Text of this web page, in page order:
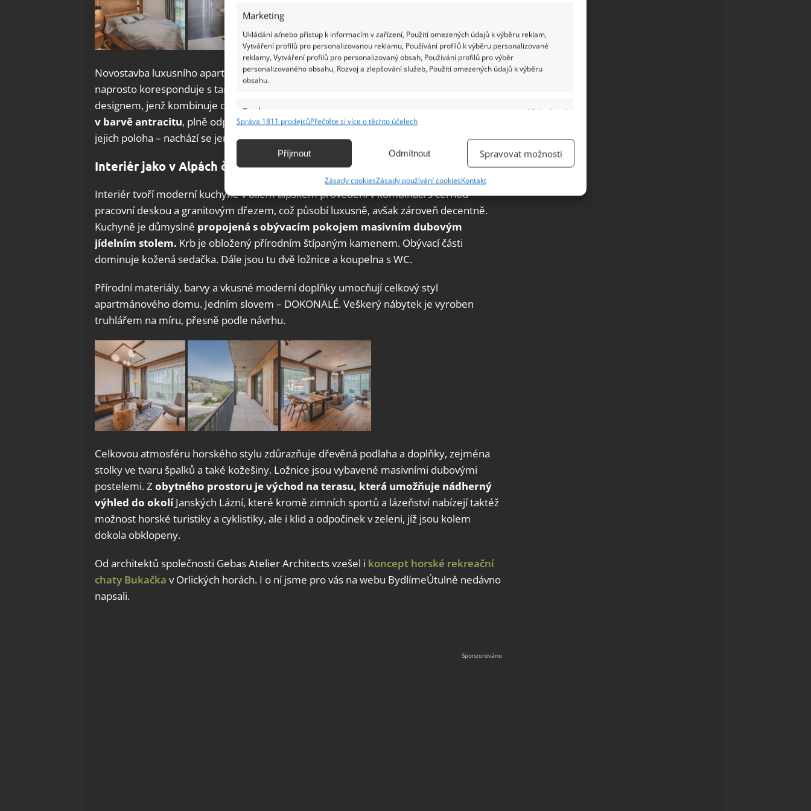
Marketing
Ukládání a/nebo přístup k informacím v zařízení, Použití omezených údajů k výběru reklam,
Vytváření profilů pro personalizovanou reklamu, Používání profilů k výběru personalizované
reklamy, Vytváření profilů pro personalizovaný obsah, Používání profilů pro výběr
personalizovaného obsahu, Rozvoj a zlepšování služeb, Použití omezených údajů k výběru
obsahu.
Funkce
Vždy aktivní
Identifikace zařízení na základě automaticky přenášených informací.
základě aktivně vyžádaných informací.
Zajištění bezpečnosti, předcházení a zjišťování podvodů a
odstraňování chyb, Poskytování a zobrazování reklamy a obsahu,
Ukládání a sdělování voleb ochrany osobních údajů.
Správa 1811 prodejcůPřečtěte si více o těchto účelech
Příjmout Odmítnout Spravovat možnosti
Zásady cookiesZásady používání cookiesKontakt
Novostavba luxusního apartmánového domu v horském středisku Janské Lázně
naprosto koresponduje s tamní přírodou a skvěle zapadla do okolní krajiny. Svým
designem, jenž kombinuje dřevo,
kamenné obklady a moderní doplňující prvky
v barvě antracitu, plně odpovídá požadavkům klienta. Velkou výhodou apartmánů je i
jejich poloha – nachází se jen několik metrů od lyžařského střediska.
Interiér jako v Alpách či ve Skandinávii
Interiér tvoří moderní kuchyně v bílém alpském provedení v kombinaci s černou
pracovní deskou a granitovým dřezem, což působí luxusně, avšak zároveň decentně.
Kuchyně je důmyslně propojená s obývacím pokojem masivním dubovým
jídelním stolem. Krb je obložený přírodním štípaným kamenem. Obývací části
dominuje kožená sedačka. Dále jsou tu dvě ložnice a koupelna s WC.
Přírodní materiály, barvy a vkusné moderní doplňky umocňují celkový styl
apartmánového domu. Jedním slovem – DOKONALÉ. Veškerý nábytek je vyroben
truhlářem na míru, přesně podle návrhu.
Celkovou atmosféru horského stylu zdůrazňuje dřevěná podlaha a doplňky, zejména
stolky ve tvaru špalků a také kožešiny. Ložnice jsou vybavené masivními dubovými
postelemi. Z obytného prostoru je východ na terasu, která umožňuje nádherný
výhled do okolíJanských Lázní, které kromě zimních sportů a lázeňství nabízejí taktéž
možnost horské turistiky a cyklistiky, ale i klid a odpočinek v zeleni, jíž jsou kolem
dokola obklopeny.
Od architektů společnosti Gebas Atelier Architects vzešel i koncept horské rekreační
chaty Bukačka v Orlických horách. I o ní jsme pro vás na webu BydlímeÚtulně nedávno
napsali.